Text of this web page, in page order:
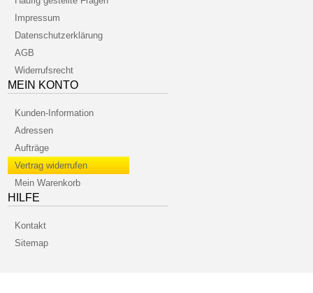
Impressum
Datenschutzerklärung
AGB
Widerrufsrecht
MEIN KONTO
Kunden-Information
Adressen
Aufträge
Vertrag widerrufen
Mein Warenkorb
HILFE
Kontakt
Sitemap